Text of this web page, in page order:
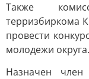
Также
терризбиркома
провести
молодежи округа.
Назначен